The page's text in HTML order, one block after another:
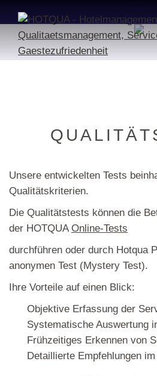
Unsere entwickelten Tests
Qualitätskriterien.
Die Qualitätstests können die
der HOTQUA Online-Tests
durchführen oder durch Hotqua
anonymen Test (Mystery Test).
Ihre Vorteile auf einen Blick:
Objektive Erfassung der
Systematische Auswertung
Frühzeitiges Erkennen von
Detaillierte Empfehlungen